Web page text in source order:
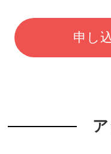
申し